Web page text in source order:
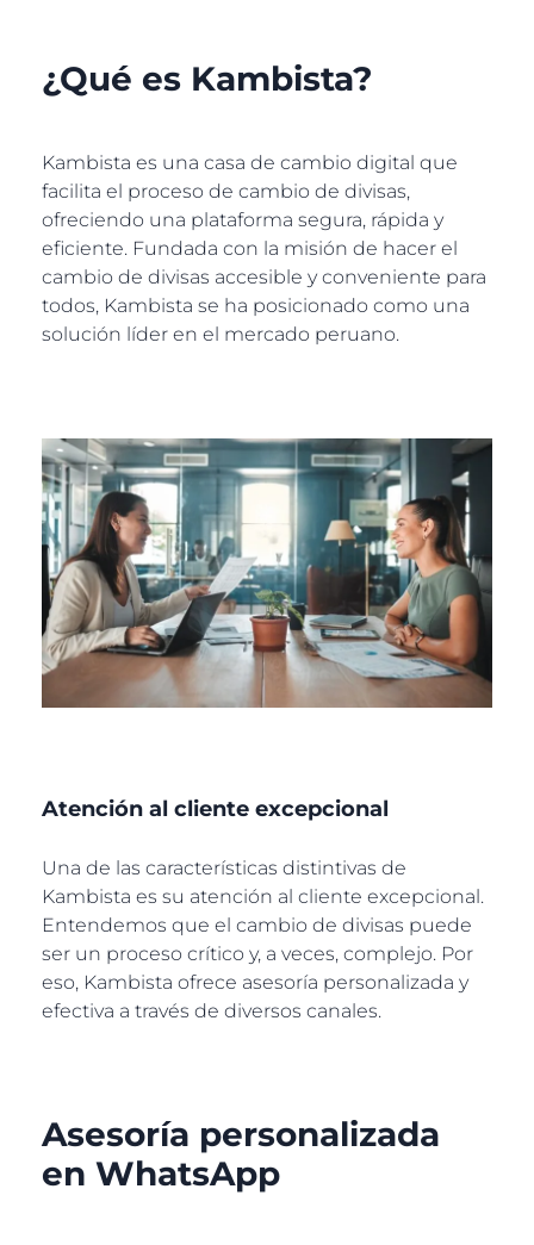
¿Qué es Kambista?
Kambista es una casa de cambio digital que
facilita el proceso de cambio de divisas,
ofreciendo una plataforma segura, rápida y
eficiente. Fundada con la misión de hacer el
cambio de divisas accesible y conveniente para
todos, Kambista se ha posicionado como una
solución líder en el mercado peruano.
Atención al cliente excepcional
Una de las características distintivas de
Kambista es su atención al cliente excepcional.
Entendemos que el cambio de divisas puede
ser un proceso crítico y, a veces, complejo. Por
eso, Kambista ofrece asesoría personalizada y
efectiva a través de diversos canales.
Asesoría personalizada
en WhatsApp